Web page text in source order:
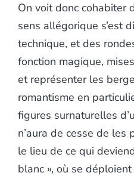
On voit donc cohabiter
sens allégorique s’est
technique, et des
fonction magique,
et représenter les
romantisme en
figures surnaturelles
n’aura de cesse de les
le lieu de ce qui
blanc », où se